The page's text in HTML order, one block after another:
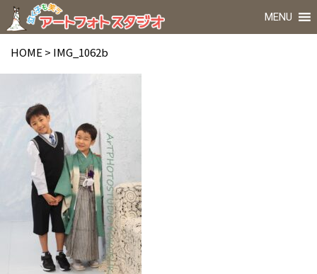
MENU
HOME > IMG_1062b